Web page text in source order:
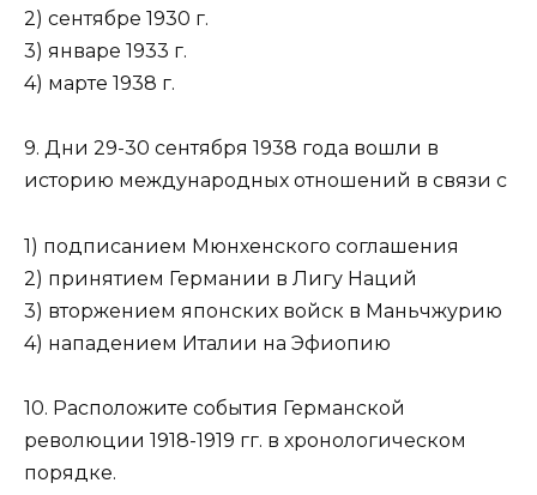
2) сентябре 1930 г.
3) январе 1933 г.
4) марте 1938 г.
9. Дни 29-30 сентября 1938 года вошли в
историю между­народных отношений в связи с
1) подписанием Мюнхенского соглашения
2) принятием Германии в Лигу Наций
3) вторжением японских войск в Маньчжурию
4) нападением Италии на Эфиопию
10. Расположите события Германской
революции 1918-1919 гг. в хронологическом
порядке.